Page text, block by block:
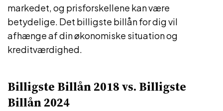
markedet, og prisforskellene kan være
betydelige. Det billigste billån for dig vil
afhænge af din økonomiske situation og
kreditværdighed.
Billigste Billån 2018 vs. Billigste
Billån 2024